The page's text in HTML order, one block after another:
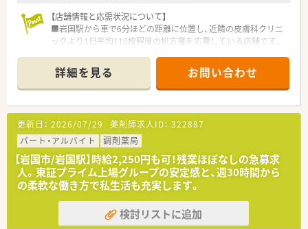
【店舗情報と応需状況について】
■岩国駅から車で6分ほどの距離に位置し、近隣の皮膚科クリニ
ックより1日平均110枚程度の処方箋を応需している店舗です。
を集中的に学びながら、スピーディーかつ正確な調剤スキルが磨
けます。
■薬剤師は常時2名から3名体制を予定しており、60代のベテラ
ンから若手まで幅広い層が協力し合って業務を分担していま
す。
【募集背景と求める人物像について】
■即戦力として活躍いただける方を急募しています。
■周囲とのコミュニケーションを大切にし、お互いに助け合いな
がら円滑に業務を進められる協調性のある方を強く求めていま
す。
■電子薬歴の導入やPC操作が必要な業務があるため、基本的な
デジタルツールの操作に抵抗がなくスムーズに対応できる方を
募集します。
詳細を見る お問い合わせ
更新日： 2026/07/29 薬剤師求人ID： 322887
パート・アルバイト
調剤薬局
【岩国市/岩国駅】時給2,250円も可！残業ほぼなしの急募求
人。東証プライム上場グループの安定感と、週30時間から
の柔軟な働き方で私生活も充実します。
検討リストに追加